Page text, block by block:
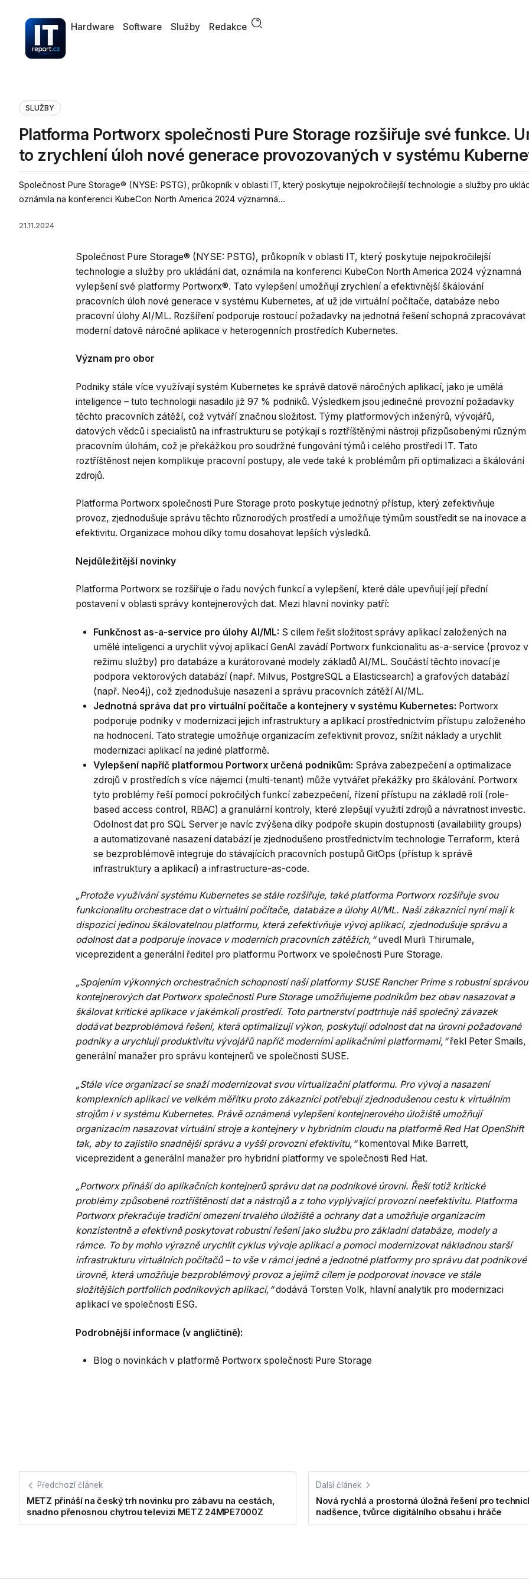
Hardware Software Služby Redakce
SLUŽBY
Platforma Portworx společnosti Pure Storage rozšiřuje své funkce.
to zrychlení úloh nové generace provozovaných v systému
Společnost Pure Storage® (NYSE: PSTG), průkopník v oblasti IT, který poskytuje nejpokročilejší technologie a služby pro
oznámila na konferenci KubeCon North America 2024 významná...
21.11.2024
Společnost Pure Storage® (NYSE: PSTG), průkopník v oblasti IT, který poskytuje nejpokročilejší
technologie a služby pro ukládání dat, oznámila na konferenci KubeCon North America 2024 významná
vylepšení své platformy Portworx®. Tato vylepšení umožňují zrychlení a efektivnější škálování
pracovních úloh nové generace v systému Kubernetes, ať už jde virtuální počítače, databáze nebo
pracovní úlohy AI/ML. Rozšíření podporuje rostoucí požadavky na jednotná řešení schopná zpracovávat
moderní datově náročné aplikace v heterogenních prostředích Kubernetes.
Význam pro obor
Podniky stále více využívají systém Kubernetes ke správě datově náročných aplikací, jako je umělá
inteligence – tuto technologii nasadilo již 97 % podniků. Výsledkem jsou jedinečné provozní požadavky
těchto pracovních zátěží, což vytváří značnou složitost. Týmy platformových inženýrů, vývojářů,
datových vědců i specialistů na infrastrukturu se potýkají s roztříštěnými nástroji přizpůsobenými různým
pracovním úlohám, což je překážkou pro soudržné fungování týmů i celého prostředí IT. Tato
roztříštěnost nejen komplikuje pracovní postupy, ale vede také k problémům při optimalizaci a škálování
zdrojů.
Platforma Portworx společnosti Pure Storage proto poskytuje jednotný přístup, který zefektivňuje
provoz, zjednodušuje správu těchto různorodých prostředí a umožňuje týmům soustředit se na inovace a
efektivitu. Organizace mohou díky tomu dosahovat lepších výsledků.
Nejdůležitější novinky
Platforma Portworx se rozšiřuje o řadu nových funkcí a vylepšení, které dále upevňují její přední
postavení v oblasti správy kontejnerových dat. Mezi hlavní novinky patří:
Funkčnost as-a-service pro úlohy AI/ML: S cílem řešit složitost správy aplikací založených na
umělé inteligenci a urychlit vývoj aplikací GenAI zavádí Portworx funkcionalitu as-a-service (provoz v
režimu služby) pro databáze a kurátorované modely základů AI/ML. Součástí těchto inovací je
podpora vektorových databází (např. Milvus, PostgreSQL a Elasticsearch) a grafových databází
(např. Neo4j), což zjednodušuje nasazení a správu pracovních zátěží AI/ML.
Jednotná správa dat pro virtuální počítače a kontejnery v systému Kubernetes: Portworx
podporuje podniky v modernizaci jejich infrastruktury a aplikací prostřednictvím přístupu založeného
na hodnocení. Tato strategie umožňuje organizacím zefektivnit provoz, snížit náklady a urychlit
modernizaci aplikací na jediné platformě.
Vylepšení napříč platformou Portworx určená podnikům: Správa zabezpečení a optimalizace
zdrojů v prostředích s více nájemci (multi-tenant) může vytvářet překážky pro škálování. Portworx
tyto problémy řeší pomocí pokročilých funkcí zabezpečení, řízení přístupu na základě rolí (role-
based access control, RBAC) a granulární kontroly, které zlepšují využití zdrojů a návratnost investic.
Odolnost dat pro SQL Server je navíc zvýšena díky podpoře skupin dostupnosti (availability groups)
a automatizované nasazení databází je zjednodušeno prostřednictvím technologie Terraform, která
se bezproblémově integruje do stávajících pracovních postupů GitOps (přístup k správě
infrastruktury a aplikací) a infrastructure-as-code.
„Protože využívání systému Kubernetes se stále rozšiřuje, také platforma Portworx rozšiřuje svou
funkcionalitu orchestrace dat o virtuální počítače, databáze a úlohy AI/ML. Naši zákazníci nyní mají k
dispozici jedinou škálovatelnou platformu, která zefektivňuje vývoj aplikací, zjednodušuje správu a
odolnost dat a podporuje inovace v moderních pracovních zátěžích,“uvedl Murli Thirumale,
viceprezident a generální ředitel pro platformu Portworx ve společnosti Pure Storage.
„Spojením výkonných orchestračních schopností naší platformy SUSE Rancher Prime s robustní správou
kontejnerových dat Portworx společnosti Pure Storage umožňujeme podnikům bez obav nasazovat a
škálovat kritické aplikace v jakémkoli prostředí. Toto partnerství podtrhuje náš společný závazek
dodávat bezproblémová řešení, která optimalizují výkon, poskytují odolnost dat na úrovni požadované
podniky a urychlují produktivitu vývojářů napříč moderními aplikačními platformami,“řekl Peter Smails,
generální manažer pro správu kontejnerů ve společnosti SUSE.
„Stále více organizací se snaží modernizovat svou virtualizační platformu. Pro vývoj a nasazení
komplexních aplikací ve velkém měřítku proto zákazníci potřebují zjednodušenou cestu k virtuálním
strojům i v systému Kubernetes. Právě oznámená vylepšení kontejnerového úložiště umožňují
organizacím nasazovat virtuální stroje a kontejnery v hybridním cloudu na platformě Red Hat OpenShift
tak, aby to zajistilo snadnější správu a vyšší provozní efektivitu,“komentoval Mike Barrett,
viceprezident a generální manažer pro hybridní platformy ve společnosti Red Hat.
„Portworx přináší do aplikačních kontejnerů správu dat na podnikové úrovni. Řeší totiž kritické
problémy způsobené roztříštěností dat a nástrojů a z toho vyplývající provozní neefektivitu. Platforma
Portworx překračuje tradiční omezení trvalého úložiště a ochrany dat a umožňuje organizacím
konzistentně a efektivně poskytovat robustní řešení jako službu pro základní databáze, modely a
rámce. To by mohlo výrazně urychlit cyklus vývoje aplikací a pomoci modernizovat nákladnou starší
infrastrukturu virtuálních počítačů – to vše v rámci jedné a jednotné platformy pro správu dat podnikové
úrovně, která umožňuje bezproblémový provoz a jejímž cílem je podporovat inovace ve stále
složitějších portfoliích podnikových aplikací,“dodává Torsten Volk, hlavní analytik pro modernizaci
aplikací ve společnosti ESG.
Podrobnější informace (v angličtině):
Blog o novinkách v platformě Portworx společnosti Pure Storage
Předchozí článek
METZ přináší na český trh novinku pro zábavu na cestách,
snadno přenosnou chytrou televizi METZ 24MPE7000Z
Další článek
Nová rychlá a prostorná úložná řešení pro
nadšence, tvůrce digitálního obsahu i hráče